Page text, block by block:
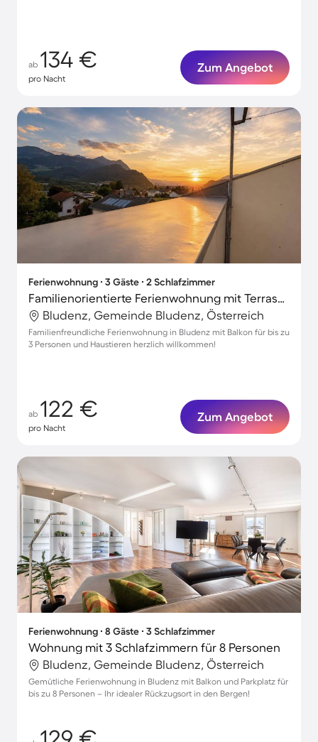
ab 134 €
pro Nacht
Zum Angebot
Ferienwohnung ∙ 3 Gäste ∙ 2 Schlafzimmer
Familienorientierte Ferienwohnung mit Terrasse | Haustierfreundlich
Bludenz, Gemeinde Bludenz, Österreich
Familienfreundliche Ferienwohnung in Bludenz mit Balkon für bis zu
3 Personen und Haustieren herzlich willkommen!
ab 122 €
pro Nacht
Zum Angebot
Ferienwohnung ∙ 8 Gäste ∙ 3 Schlafzimmer
Wohnung mit 3 Schlafzimmern für 8 Personen
Bludenz, Gemeinde Bludenz, Österreich
Gemütliche Ferienwohnung in Bludenz mit Balkon und Parkplatz für
bis zu 8 Personen – Ihr idealer Rückzugsort in den Bergen!